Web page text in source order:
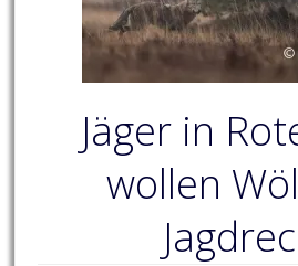
Jäger in
wollen